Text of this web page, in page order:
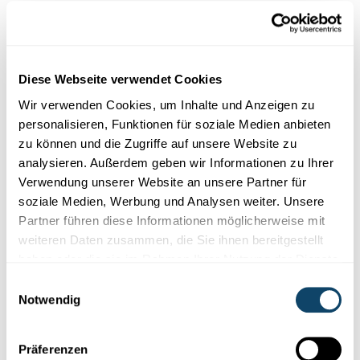
Diese Webseite verwendet Cookies
Wir verwenden Cookies, um Inhalte und Anzeigen zu
personalisieren, Funktionen für soziale Medien anbieten
zu können und die Zugriffe auf unsere Website zu
analysieren. Außerdem geben wir Informationen zu Ihrer
Verwendung unserer Website an unsere Partner für
soziale Medien, Werbung und Analysen weiter. Unsere
Partner führen diese Informationen möglicherweise mit
weiteren Daten zusammen, die Sie ihnen bereitgestellt
Notwendig
Präferenzen
Die Dekarbonisierung der Wirtschaft erfordert
tiefgreifende strukturelle Veränderungen basierend
Suffizienz:Verbreitung eines energiearmen Lebensstils
Energieeffizienz:Steigerung der Energieeffizienz
Erzeugung erneuerbarer Energie:Dekarbonisierung
der Energieerzeugung und -importe
Traditionell konzentriert sich die Klimapolitik auf die
beiden letztgenannten Bereiche. Sowohl die
Verbesserung der Energieeffizienz als auch die
Erzeugung erneuerbarer Energien beruhen auf
Verbot von Subventionen für fossile Energieträger und
durch Investitionen in erneuerbare Energien gefördert
nicht ausreichen.